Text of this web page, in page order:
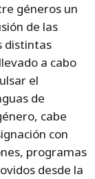
géneros un
de las
distintas
a cabo
el
de
cabe
con
programas
desde la